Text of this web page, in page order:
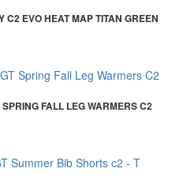
EVO HEAT MAP TITAN GREEN
FALL LEG WARMERS C2